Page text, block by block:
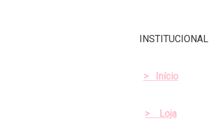
INSTITUCIONAL
> Início
> Loja